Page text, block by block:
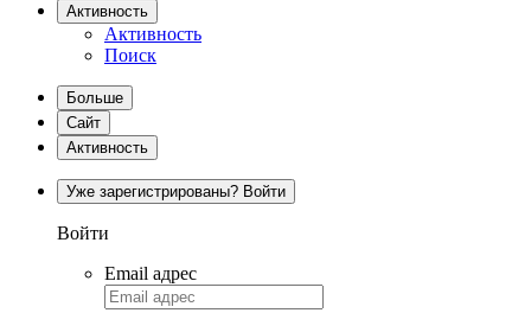
Активность
Активность
Поиск
Больше
Сайт
Активность
Уже зарегистрированы? Войти
Войти
Email адрес